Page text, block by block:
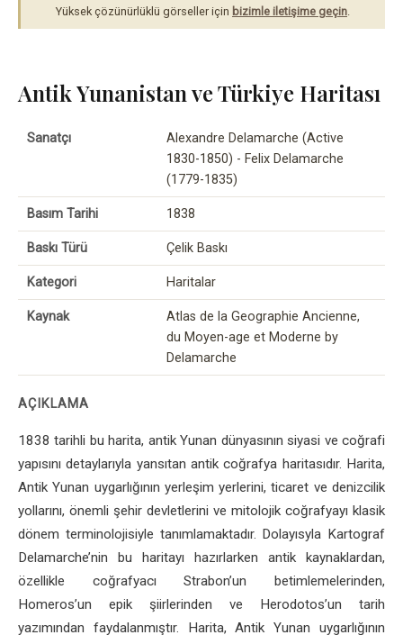
Yüksek çözünürlüklü görseller için bizimle iletişime geçin.
Antik Yunanistan ve Türkiye Haritası
Sanatçı
Alexandre Delamarche (Active
1830-1850) - Felix Delamarche
(1779-1835)
Basım Tarihi 1838
Baskı Türü Çelik Baskı
Kategori Haritalar
Kaynak
Atlas de la Geographie Ancienne,
du Moyen-age et Moderne by
Delamarche
AÇIKLAMA
1838 tarihli bu harita, antik Yunan dünyasının siyasi ve coğrafi
yapısını detaylarıyla yansıtan antik coğrafya haritasıdır. Harita,
Antik Yunan uygarlığının yerleşim yerlerini, ticaret ve denizcilik
yollarını, önemli şehir devletlerini ve mitolojik coğrafyayı klasik
dönem terminolojisiyle tanımlamaktadır. Dolayısyla Kartograf
Delamarche’nin bu haritayı hazırlarken antik kaynaklardan,
özellikle coğrafyacı Strabon’un betimlemelerinden,
Homeros’un epik şiirlerinden ve Herodotos’un tarih
yazımından faydalanmıştır. Harita, Antik Yunan uygarlığının